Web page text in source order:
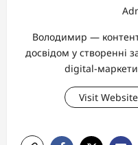
Володимир —
досвідом у створенні
digital-
Visit Website